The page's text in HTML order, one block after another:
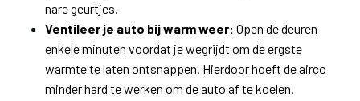
nare geurtjes.
Ventileer je auto bij warm weer: Open de deuren
enkele minuten voordat je wegrijdt om de ergste
warmte te laten ontsnappen. Hierdoor hoeft de airco
minder hard te werken om de auto af te koelen.